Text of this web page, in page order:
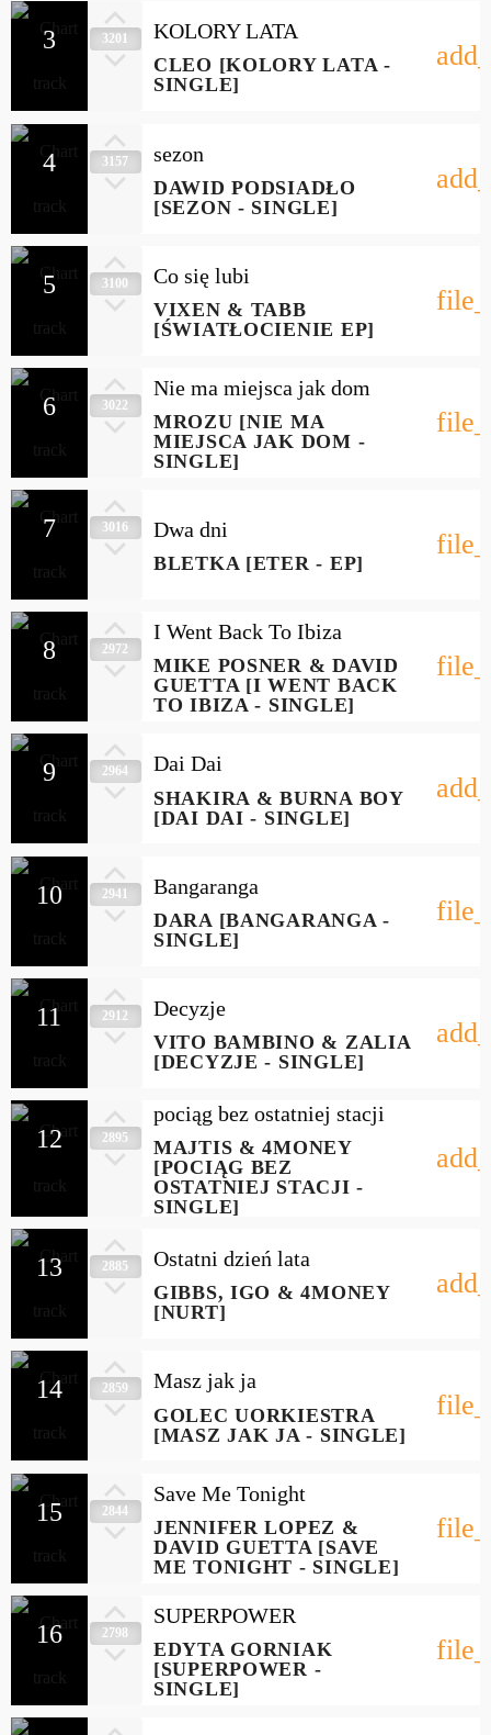
3 3201 KOLORY LATA
CLEO [KOLORY LATA -
SINGLE]
4 3157 sezon
DAWID PODSIADŁO
[SEZON - SINGLE]
5 3100 Co się lubi
VIXEN & TABB
[ŚWIATŁOCIENIE EP]
6 3022
Nie ma miejsca jak dom
MROZU [NIE MA
MIEJSCA JAK DOM -
SINGLE]
7 3016 Dwa dni
BLETKA [ETER - EP]
8 2972
I Went Back To Ibiza
MIKE POSNER & DAVID
GUETTA [I WENT BACK
TO IBIZA - SINGLE]
9 2964 Dai Dai
SHAKIRA & BURNA BOY
[DAI DAI - SINGLE]
10 2941 Bangaranga
DARA [BANGARANGA -
SINGLE]
11 2912 Decyzje
VITO BAMBINO & ZALIA
[DECYZJE - SINGLE]
12 2895
pociąg bez ostatniej stacji
MAJTIS & 4MONEY
[POCIĄG BEZ
OSTATNIEJ STACJI -
SINGLE]
13 2885 Ostatni dzień lata
GIBBS, IGO & 4MONEY
[NURT]
14 2859 Masz jak ja
GOLEC UORKIESTRA
[MASZ JAK JA - SINGLE]
15 2844
Save Me Tonight
JENNIFER LOPEZ &
DAVID GUETTA [SAVE
ME TONIGHT - SINGLE]
16 2798
SUPERPOWER
EDYTA GORNIAK
[SUPERPOWER -
SINGLE]